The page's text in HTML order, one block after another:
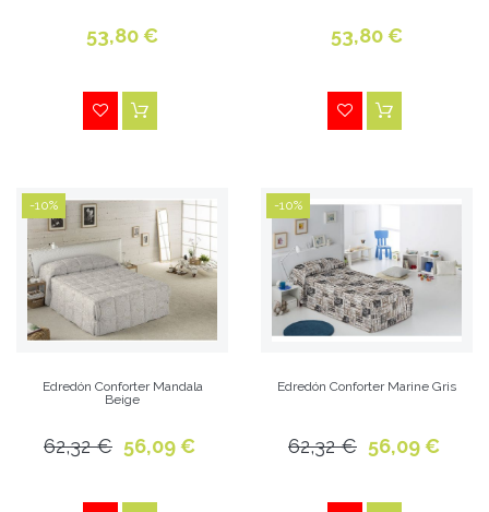
53,80 € 53,80 €
-10%
Edredón Conforter Mandala
Beige
62,32 € 56,09 €
-10%
Edredón Conforter Marine Gris
62,32 € 56,09 €